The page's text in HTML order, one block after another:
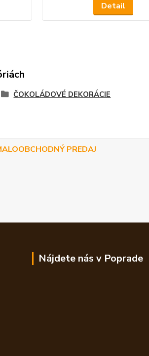
Detail
ČOKOLÁDOVÉ DEKORÁCIE
PREDAJ
Nájdete nás v Poprade